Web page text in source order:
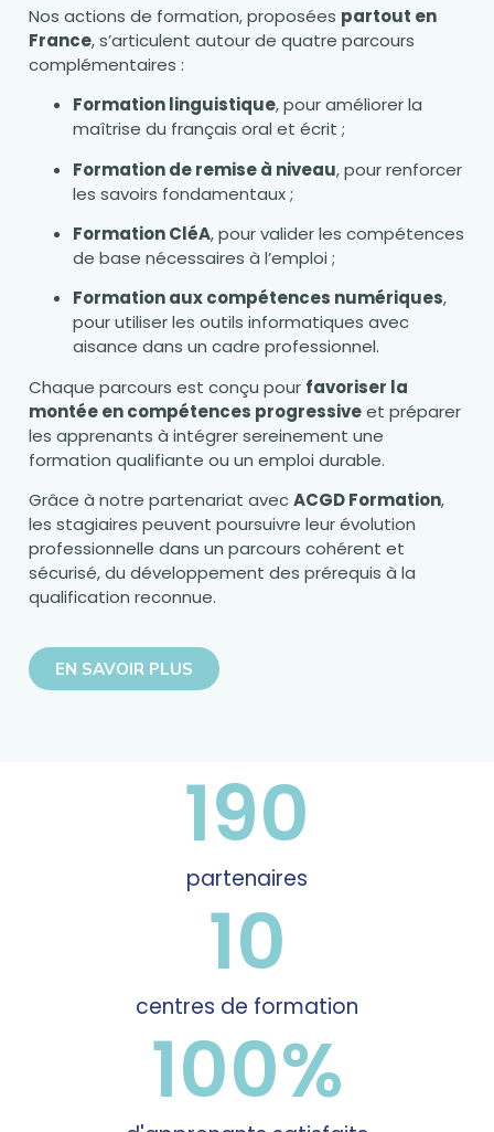
Nos actions de formation, proposées partout en
France, s’articulent autour de quatre parcours
complémentaires :
Formation linguistique, pour améliorer la
maîtrise du français oral et écrit ;
Formation de remise à niveau, pour renforcer
les savoirs fondamentaux ;
Formation CléA, pour valider les compétences
de base nécessaires à l’emploi ;
Formation aux compétences numériques,
pour utiliser les outils informatiques avec
aisance dans un cadre professionnel.
Chaque parcours est conçu pour favoriser la
montée en compétences progressiveet préparer
les apprenants à intégrer sereinement une
formation qualifiante ou un emploi durable.
Grâce à notre partenariat avecACGD Formation,
les stagiaires peuvent poursuivre leur évolution
professionnelle dans un parcours cohérent et
sécurisé, du développement des prérequis à la
qualification reconnue.
EN SAVOIR PLUS
partenaires
190
centres de formation
10
100%